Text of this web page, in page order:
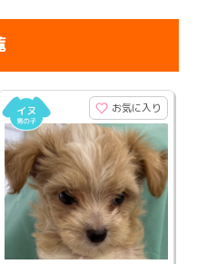
お気に入り